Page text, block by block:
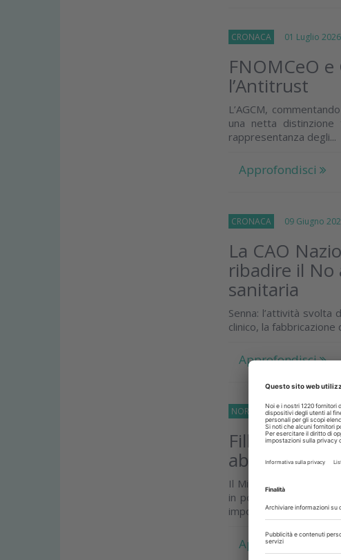
CRONACA 01 Luglio 2026
FNOMCeO
l’Antitrust
L’AGCM,
una netta
rappresentanza degli...
Approfondisci
CRONACA 09 Giugno
La CAO
ribadire il No
sanitaria
Senna: l’attività
clinico, la
Approfondisci
NORMATIVE 20 Maggio
Filler
abilitati
Il Ministero della
in possesso delle
importante
Approfondisci